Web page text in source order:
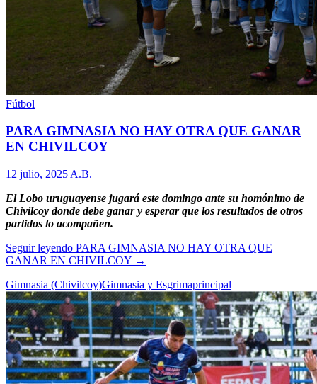
Fútbol
PARA GIMNASIA NO HAY OTRA QUE GANAR
EN CHIVILCOY
12 julio, 2025 A.B.
El Lobo uruguayense jugará este domingo ante su homónimo de
Chivilcoy donde debe ganar y esperar que los resultados de otros
partidos lo acompañen.
Seguir leyendo PARA GIMNASIA NO HAY OTRA QUE
GANAR EN CHIVILCOY →
Gimnasia (Chivilcoy)Gimnasia y Esgrimaprincipal